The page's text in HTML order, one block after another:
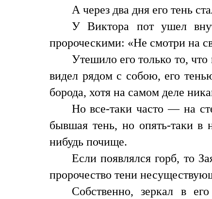
А через два дня его тень
У Виктора пот ушел
пророческими: «Не смотри на
Утешило его только то,
видел рядом с собою, его
борода, хотя на самом деле
Но все-таки часто — на
бывшая тень, но опять-таки в
нибудь почище.
Если появлялся горб, то
пророчество тени
Собственно, зеркал в